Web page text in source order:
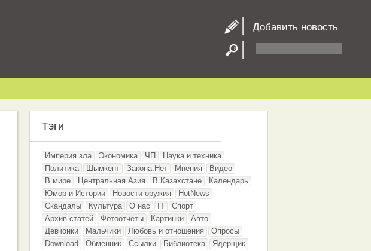
Добавить новость
Тэги
Империя зла Экономика ЧП
Наука и техника
Политика
Шымкент Закона.Нет Мнения
Видео
В мире
Центральная Азия В Казахстане
Календарь
Юмор и Истории
Новости оружия
HotNews
Скандалы
Культура О нас IT
Спорт
Архив статей
Фотоотчёты Картинки
Авто
Девчонки
Мальчики Любовь и отношения
Опросы
Download
Обменник Ссылки Библиотека
Ядерщик